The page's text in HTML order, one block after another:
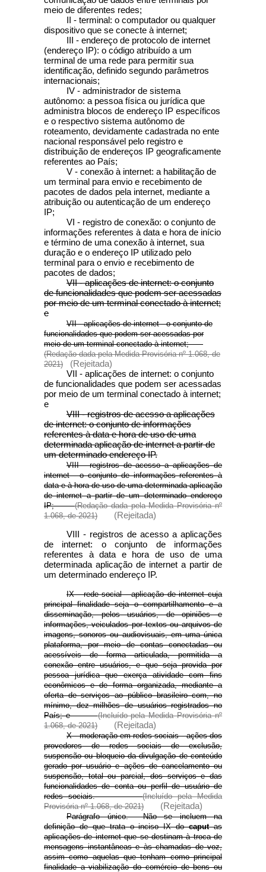
meio de diferentes redes;
II - terminal: o computador ou qualquer
dispositivo que se conecte à internet;
III - endereço de protocolo de internet
(endereço IP): o código atribuído a um
terminal de uma rede para permitir sua
identificação, definido segundo parâmetros
internacionais;
IV - administrador de sistema
autônomo: a pessoa física ou jurídica que
administra blocos de endereço IP específicos
e o respectivo sistema autônomo de
roteamento, devidamente cadastrada no ente
nacional responsável pelo registro e
distribuição de endereços IP geograficamente
referentes ao País;
V - conexão à internet: a habilitação de
um terminal para envio e recebimento de
pacotes de dados pela internet, mediante a
atribuição ou autenticação de um endereço
IP;
VI - registro de conexão: o conjunto de
informações referentes à data e hora de início
e término de uma conexão à internet, sua
duração e o endereço IP utilizado pelo
terminal para o envio e recebimento de
pacotes de dados;
VII - aplicações de internet: o conjunto
de funcionalidades que podem ser acessadas
por meio de um terminal conectado à internet;
e
VII - aplicações de internet - o conjunto de
funcionalidades que podem ser acessadas por
meio de um terminal conectado à internet;
(Redação dada pela Medida Provisória nº 1.068, de
2021)
(Rejeitada)
VII - aplicações de internet: o conjunto
de funcionalidades que podem ser acessadas
por meio de um terminal conectado à internet;
e
VIII - registros de acesso a aplicações
de internet: o conjunto de informações
referentes à data e hora de uso de uma
determinada aplicação de internet a partir de
um determinado endereço IP.
VIII - registros de acesso a aplicações de
internet - o conjunto de informações referentes à
data e à hora de uso de uma determinada aplicação
de internet a partir de um determinado endereço
IP;(Redação dada pela Medida Provisória nº
1.068, de 2021)
(Rejeitada)
VIII - registros de acesso a aplicações
de internet: o conjunto de informações
referentes à data e hora de uso de uma
determinada aplicação de internet a partir de
um determinado endereço IP.
IX - rede social - aplicação de internet cuja
principal finalidade seja o compartilhamento e a
disseminação, pelos usuários, de opiniões e
informações, veiculados por textos ou arquivos de
imagens, sonoros ou audiovisuais, em uma única
plataforma, por meio de contas conectadas ou
acessíveis de forma articulada, permitida a
conexão entre usuários, e que seja provida por
pessoa jurídica que exerça atividade com fins
econômicos e de forma organizada, mediante a
oferta de serviços ao público brasileiro com, no
mínimo, dez milhões de usuários registrados no
País; e(Incluído pela Medida Provisória nº
1.068, de 2021)
(Rejeitada)
X - moderação em redes sociais - ações dos
provedores de redes sociais de exclusão,
suspensão ou bloqueio da divulgação de conteúdo
gerado por usuário e ações de cancelamento ou
suspensão, total ou parcial, dos serviços e das
funcionalidades de conta ou perfil de usuário de
redes sociais.(Incluído pela Medida
Provisória nº 1.068, de 2021)
(Rejeitada)
Parágrafo único. Não se incluem na
definição de que trata o inciso IX docaputas
aplicações de internet que se destinam à troca de
mensagens instantâneas e às chamadas de voz,
assim como aquelas que tenham como principal
finalidade a viabilização do comércio de bens ou